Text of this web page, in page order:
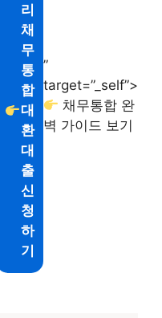
리
채
무
통
합
대
환
대
출
신
청
하
기
”
target=”_self”>
채무통합 완
벽 가이드 보기